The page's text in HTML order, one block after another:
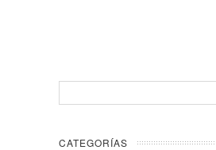
CATEGORÍAS